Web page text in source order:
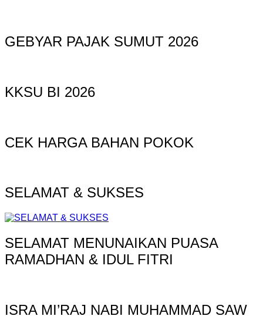
GEBYAR PAJAK SUMUT 2026
KKSU BI 2026
CEK HARGA BAHAN POKOK
SELAMAT & SUKSES
SELAMAT MENUNAIKAN PUASA
RAMADHAN & IDUL FITRI
ISRA MI’RAJ NABI MUHAMMAD SAW